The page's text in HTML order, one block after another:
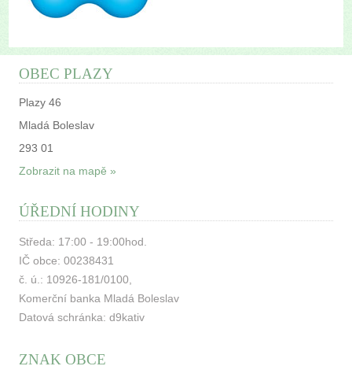
OBEC PLAZY
Plazy 46
Mladá Boleslav
293 01
Zobrazit na mapě »
ÚŘEDNÍ HODINY
Středa: 17:00 - 19:00hod.
IČ obce: 00238431
č. ú.: 10926-181/0100,
Komerční banka Mladá Boleslav
Datová schránka: d9kativ
ZNAK OBCE